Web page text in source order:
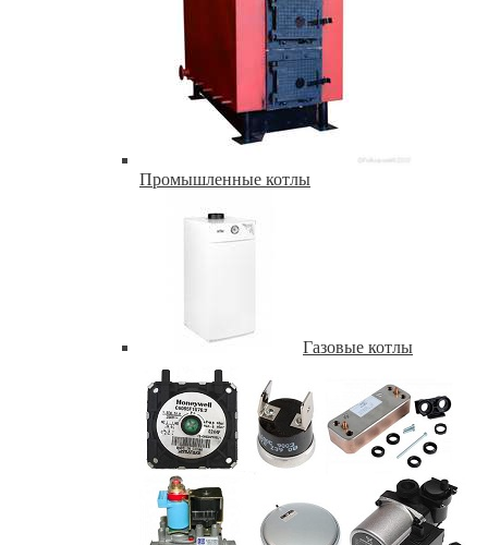
Промышленные котлы
Газовые котлы